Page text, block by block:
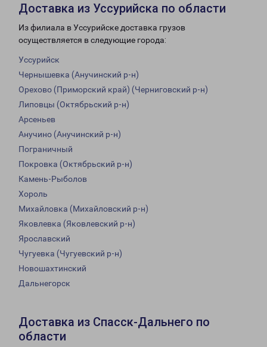
Доставка из Уссурийска по области
Из филиала в Уссурийске доставка грузов
осуществляется в следующие города:
Уссурийск
Чернышевка (Анучинский р-н)
Орехово (Приморский край) (Черниговский р-н)
Липовцы (Октябрьский р-н)
Арсеньев
Анучино (Анучинский р-н)
Пограничный
Покровка (Октябрьский р-н)
Камень-Рыболов
Хороль
Михайловка (Михайловский р-н)
Яковлевка (Яковлевский р-н)
Ярославский
Чугуевка (Чугуевский р-н)
Новошахтинский
Дальнегорск
Доставка из Спасск-Дальнего по
области